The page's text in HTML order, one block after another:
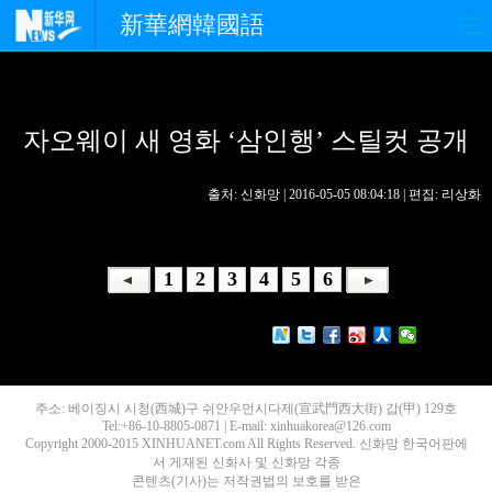
新華網韓國語
경제 사회 포토
핫 TV 문화
자오웨이 새 영화 ‘삼인행’ 스틸컷 공개
출처: 신화망 | 2016-05-05 08:04:18 | 편집: 리상화
1 2 3 4 5 6
주소: 베이징시 시청(西城)구 쉬안우먼시다제(宣武門西大街) 갑(甲) 129호
Tel:+86-10-8805-0871 | E-mail: xinhuakorea@126.com
Copyright 2000-2015 XINHUANET.com All Rights Reserved. 신화망 한국어판에
서 게재된 신화사 및 신화망 각종
콘텐츠(기사)는 저작권법의 보호를 받은